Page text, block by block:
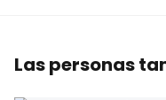
Las personas